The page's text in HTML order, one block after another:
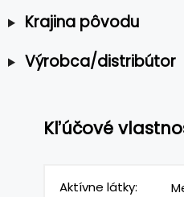
Krajina pôvodu
Výrobca/distribútor
Kľúčové
Aktívne látky: